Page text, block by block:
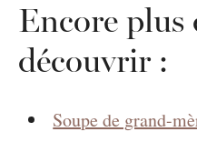
Encore plus
découvrir :
Soupe de grand-